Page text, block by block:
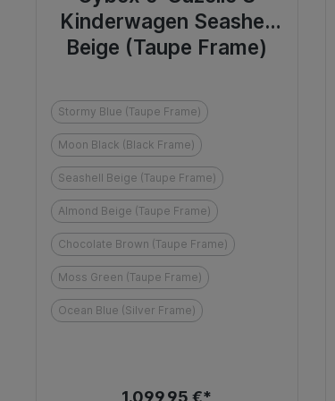
Kinderwagen Seashell
Beige (Taupe Frame)
Stormy Blue (Taupe Frame)
Moon Black (Black Frame)
Seashell Beige (Taupe Frame)
Almond Beige (Taupe Frame)
Chocolate Brown (Taupe Frame)
Moss Green (Taupe Frame)
Ocean Blue (Silver Frame)